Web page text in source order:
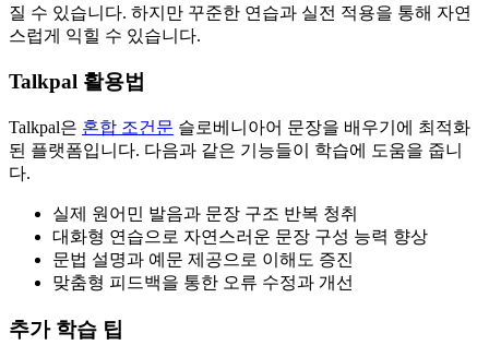
질 수 있습니다. 하지만 꾸준한 연습과 실전 적용을 통해 자연
스럽게 익힐 수 있습니다.
Talkpal 활용법
Talkpal은 혼합 조건문 슬로베니아어 문장을 배우기에 최적화
된 플랫폼입니다. 다음과 같은 기능들이 학습에 도움을 줍니
다.
실제 원어민 발음과 문장 구조 반복 청취
대화형 연습으로 자연스러운 문장 구성 능력 향상
문법 설명과 예문 제공으로 이해도 증진
맞춤형 피드백을 통한 오류 수정과 개선
추가 학습 팁